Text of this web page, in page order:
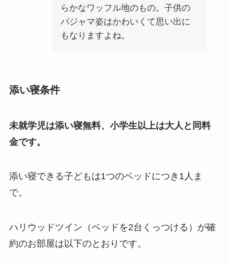
らかなワッフル地のもの。子供の
パジャマ姿はかわいくて思い出に
もなりますよね。
添い寝条件
未就学児は添い寝無料、小学生以上は大人と同料
金です。
添い寝できる子どもは1つのベッドにつき1人ま
で。
ハリウッドツイン（ベッドを2台くっつける）が確
約のお部屋は以下のとおりです。